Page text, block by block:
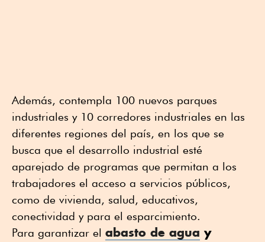
Además, contempla 100 nuevos parques
industriales y 10 corredores industriales en las
diferentes regiones del país, en los que se
busca que el desarrollo industrial esté
aparejado de programas que permitan a los
trabajadores el acceso a servicios públicos,
como de vivienda, salud, educativos,
conectividad y para el esparcimiento.
Para garantizar el abasto de agua y